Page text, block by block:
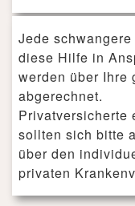
Jede
diese Hilfe in
werden über Ihre
abgerechnet.
Privatversicherte
sollten sich bitte
über den
privaten